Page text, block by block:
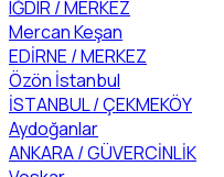
IĞDIR / MERKEZ
Mercan Keşan
EDİRNE / MERKEZ
Özön İstanbul
İSTANBUL / ÇEKMEKÖY
Aydoğanlar
ANKARA / GÜVERCİNLİK